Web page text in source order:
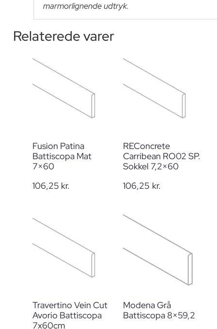
marmorlignende udtryk.
Relaterede varer
Fusion Patina
Battiscopa Mat
7×60
106,25 kr.
REConcrete
Carribean RO02 SP.
Sokkel 7,2×60
106,25 kr.
Travertino Vein Cut
Avorio Battiscopa
7x60cm
Modena Grå
Battiscopa 8×59,2